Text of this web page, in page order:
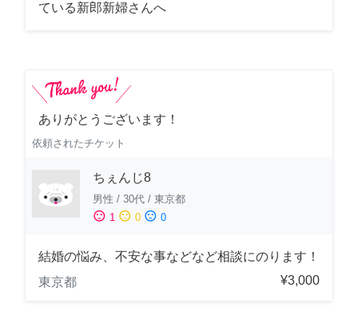
ている新郎新婦さんへ
ありがとうございます！
依頼されたチケット
ちぇんじ8
男性 / 30代 / 東京都
sentiment_satisfied 1 sentiment_neutral 0 sentiment_dissatisfied 0
結婚の悩み、不安な事などなど相談にのります！
東京都
¥3,000